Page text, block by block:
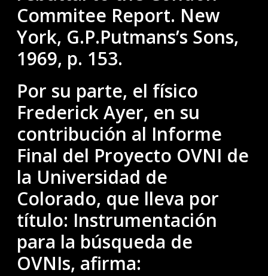
Commitee Report. New
York, G.P.Putmans’s Sons,
1969, p. 153.
Por su parte, el físico
Frederick Ayer, en su
contribución al Informe
Final del Proyecto OVNI de
la Universidad de
Colorado, que lleva por
título: Instrumentación
para la búsqueda de
OVNIs, afirma: